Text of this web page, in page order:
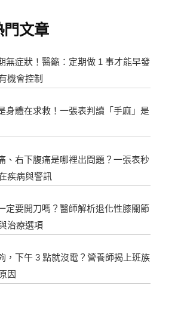
文章
無症狀！醫籲：定期做 1 事才能早發
機會控制
身體在求救！一張表判讀「手麻」是
、右下腹痛是哪裡出問題？一張表秒
疾病與警訊
定要開刀嗎？醫師解析退化性膝關節
治療選項
，下午 3 點就沒電？營養師揭上班族
因